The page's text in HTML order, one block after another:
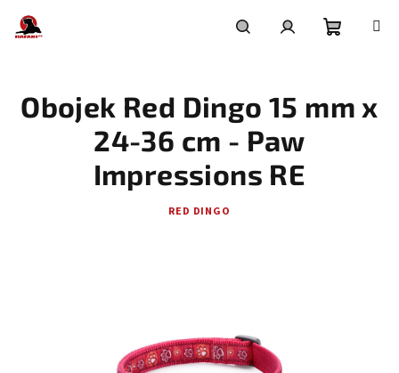
obsah
košík
Obojek Red Dingo 15 mm x
24-36 cm - Paw
Impressions RE
RED DINGO